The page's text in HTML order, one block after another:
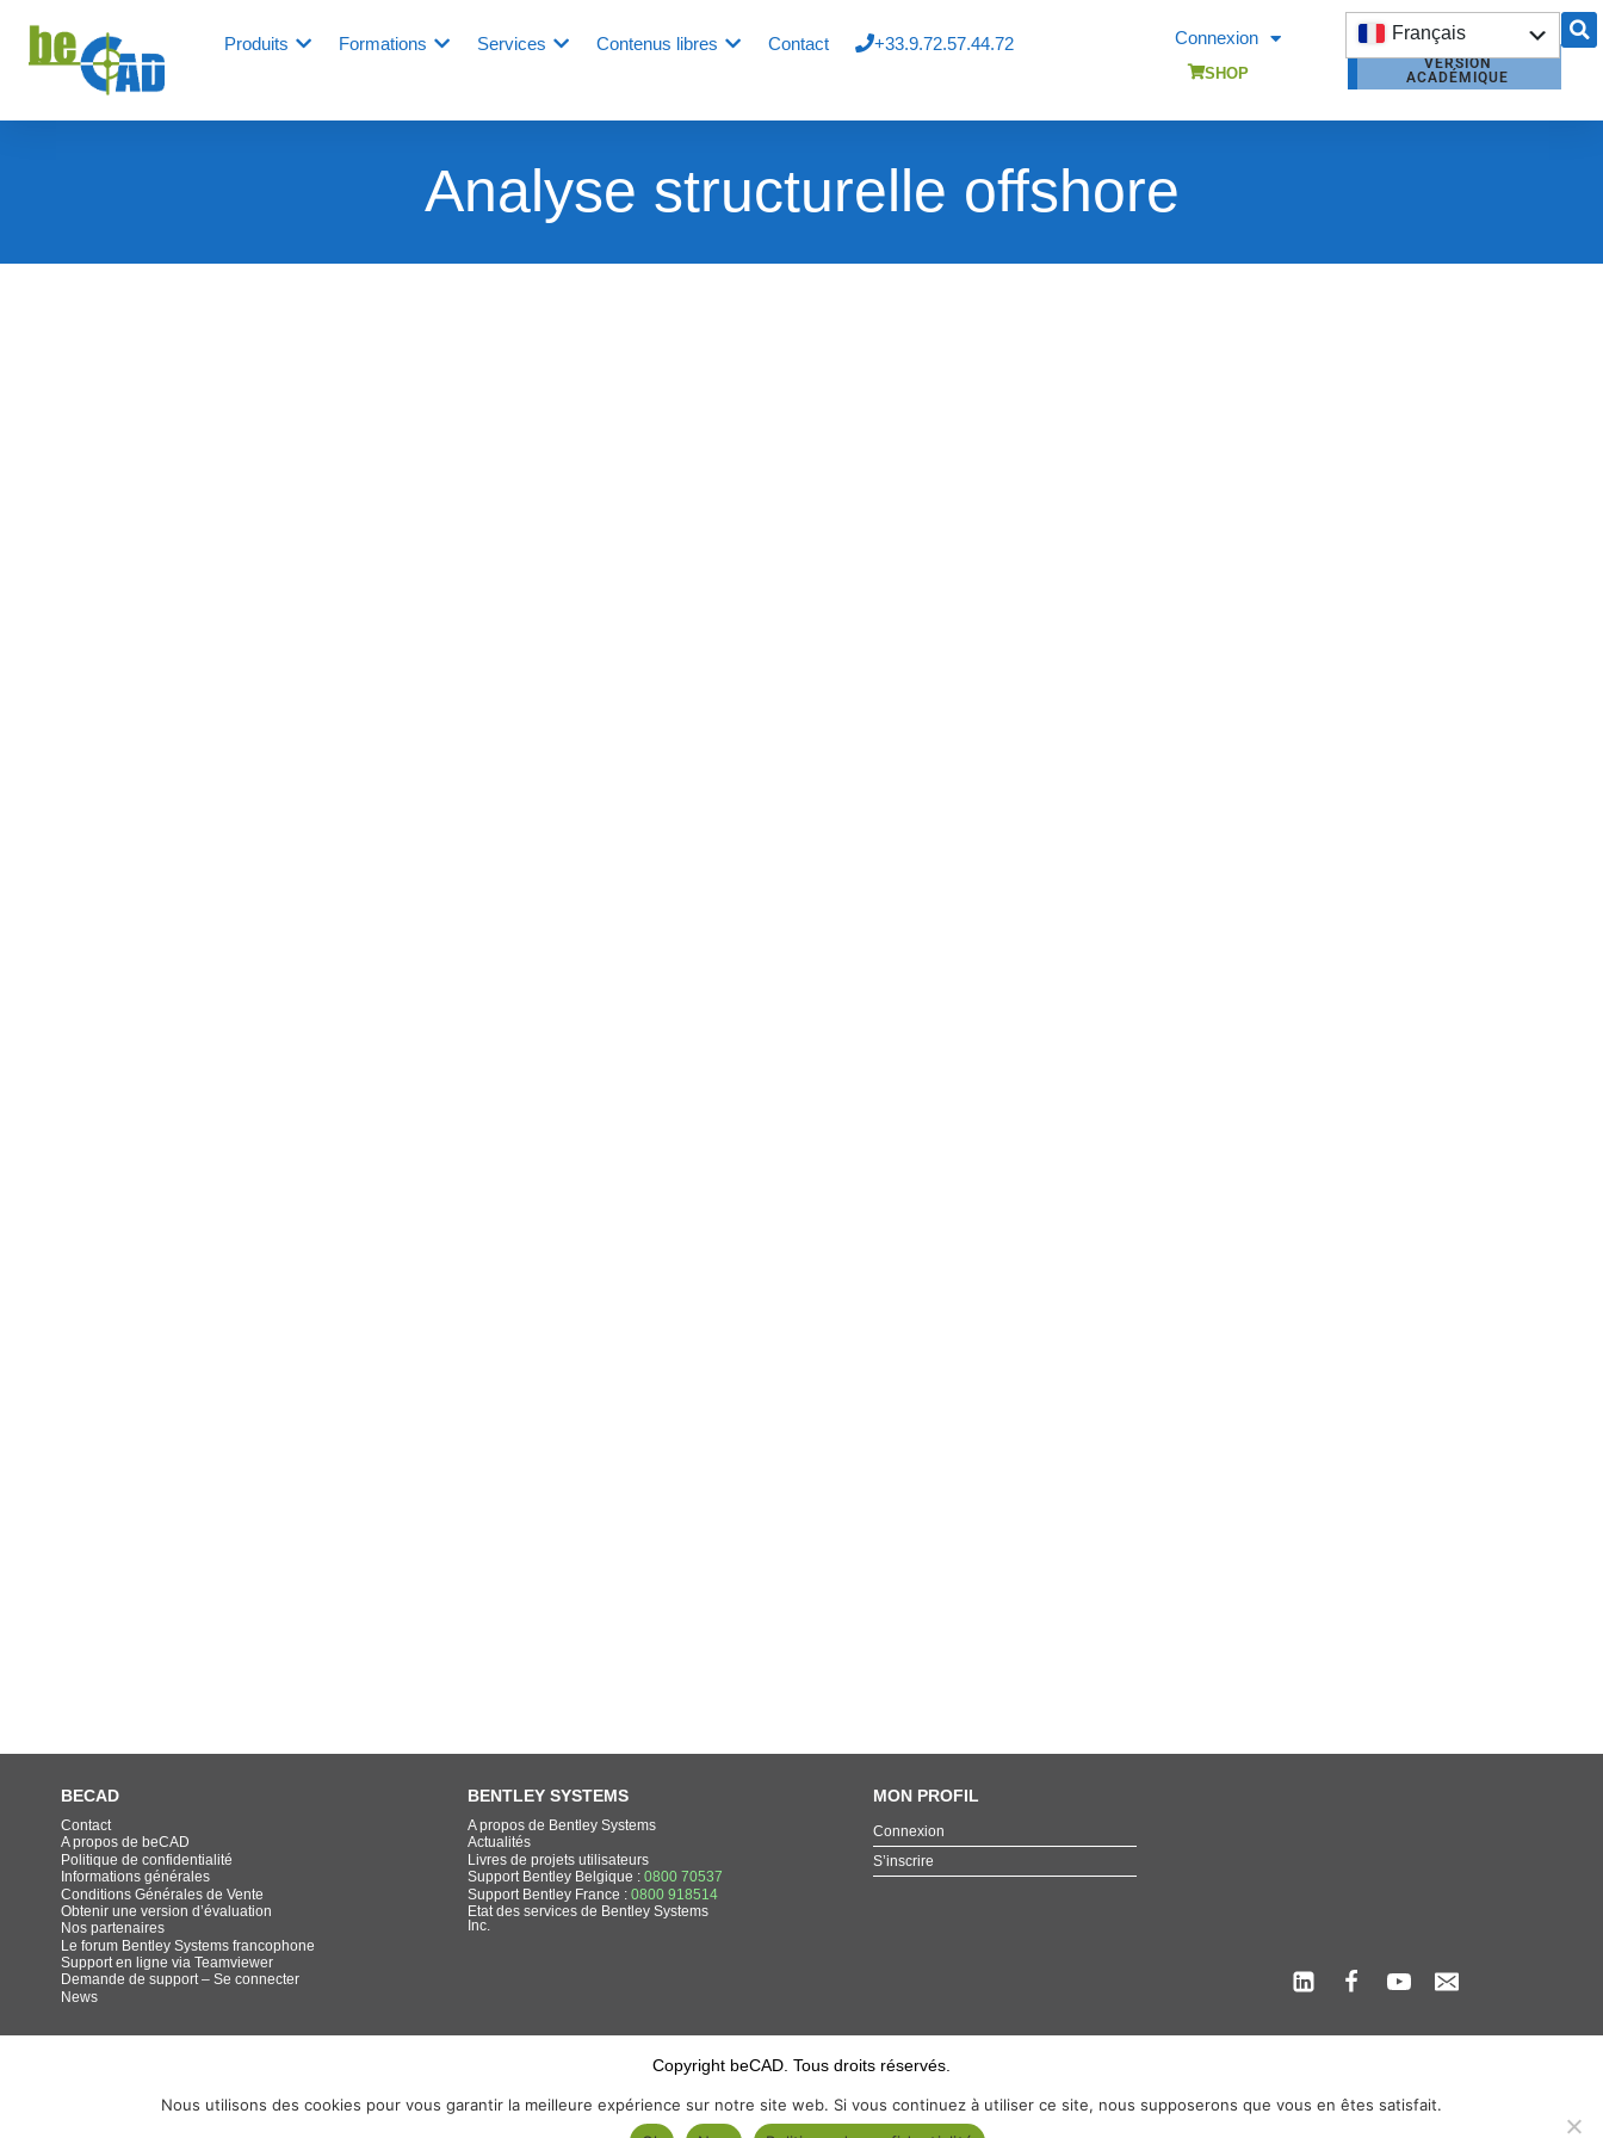
Produits Formations Services Contenus libres Contact +33.9.72.57.44.72
Français
English
VERSION
ACADÉMIQUE
Connexion
SHOP
Analyse structurelle offshore
BECAD
Contact
A propos de beCAD
Politique de confidentialité
Informations générales
Conditions Générales de Vente
Obtenir une version d’évaluation
Nos partenaires
Le forum Bentley Systems francophone
Support en ligne via Teamviewer
Demande de support – Se connecter
News
BENTLEY SYSTEMS
A propos de Bentley Systems
Actualités
Livres de projets utilisateurs
Support Bentley Belgique : 0800 70537
Support Bentley France : 0800 918514
Etat des services de Bentley Systems
Inc.
MON PROFIL
Connexion
S’inscrire
Copyright beCAD. Tous droits réservés.
Nous utilisons des cookies pour vous garantir la meilleure expérience sur notre site web. Si vous continuez à utiliser ce site, nous supposerons que vous en êtes satisfait.